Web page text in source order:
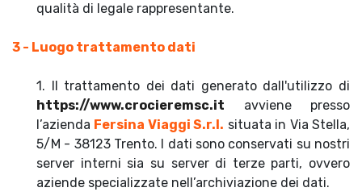
qualità di legale rappresentante.
3 - Luogo trattamento dati
1. Il trattamento dei dati generato dall'utilizzo di
https://www.crocieremsc.it avviene presso
l’azienda Fersina Viaggi S.r.l. situata in Via Stella,
5/M - 38123 Trento. I dati sono conservati su nostri
server interni sia su server di terze parti, ovvero
aziende specializzate nell’archiviazione dei dati.